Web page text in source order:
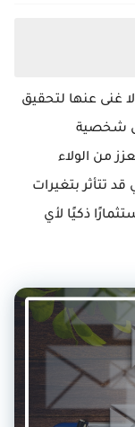
لا غنى عنها لتحقيق
شخصية
من الولاء
تتأثر بتغيرات
ذكيًا لأي